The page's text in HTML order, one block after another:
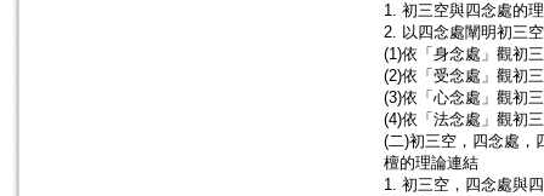
1. 初三空與四念處的
2. 以四念處闡明初三空
(1)依「身念處」觀初
(2)依「受念處」觀初
(3)依「心念處」觀初
(4)依「法念處」觀初
(二)初三空，四念處，
檀的理論連結
1. 初三空，四念處與